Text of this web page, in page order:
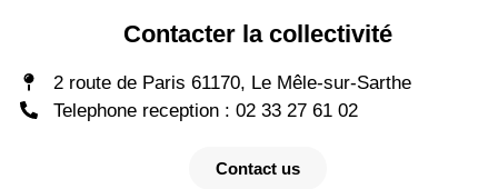
Contacter la collectivité
2 route de Paris 61170, Le Mêle-sur-Sarthe
Telephone reception : 02 33 27 61 02
Contact us